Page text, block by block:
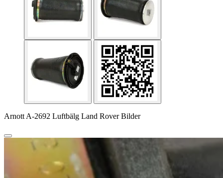
Arnott A-2692 Luftbälg Land Rover Bilder